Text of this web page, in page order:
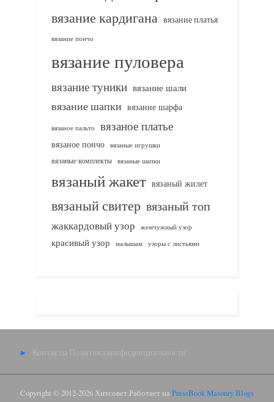
вязание кардигана вязание платья
вязание пончо
вязание пуловера
вязание туники вязание шали
вязание шапки вязание шарфа
вязаное пальто вязаное платье
вязаное пончо вязаные игрушки
вязаные комплекты
вязаные шапки
вязаный жакет вязаный жилет
вязаный свитер вязаный топ
жаккардовый узор жемчужный узор
красивый узор малышам узоры с листьями
Контакты Политика конфиденциальности
Copyright © 2012-2026 Хитсовет.Работает на PressBook Masonry Blogs